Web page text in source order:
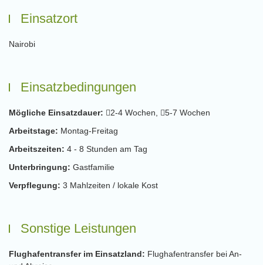
Einsatzort
Nairobi
Einsatzbedingungen
Mögliche Einsatzdauer: 2-4 Wochen,
5-7 Wochen
Arbeitstage: Montag-Freitag
Arbeitszeiten: 4 - 8 Stunden am Tag
Unterbringung: Gastfamilie
Verpflegung: 3 Mahlzeiten / lokale Kost
Sonstige Leistungen
Flughafentransfer im Einsatzland: Flughafentransfer bei An-